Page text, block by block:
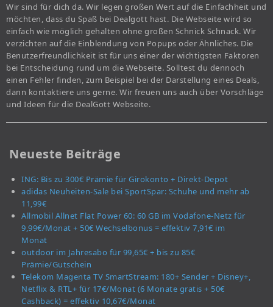
Wir sind für dich da. Wir legen großen Wert auf die Einfachheit und
möchten, dass du Spaß bei Dealgott hast. Die Webseite wird so
einfach wie möglich gehalten ohne großen Schnick Schnack. Wir
verzichten auf die Einblendung von Popups oder Ähnliches. Die
Benutzerfreundlichkeit ist für uns einer der wichtigsten Faktoren
bei Entscheidung rund um die Webseite. Solltest du dennoch
einen Fehler finden, zum Beispiel bei der Darstellung eines Deals,
dann kontaktiere uns gerne. Wir freuen uns auch über Vorschläge
und Ideen für die DealGott Webseite.
Neueste Beiträge
ING: Bis zu 300€ Prämie für Girokonto + Direkt-Depot
adidas Neuheiten-Sale bei SportSpar: Schuhe und mehr ab
11,99€
Allmobil Allnet Flat Power 60: 60 GB im Vodafone-Netz für
9,99€/Monat + 50€ Wechselbonus = effektiv 7,91€ im
Monat
outdoor im Jahresabo für 99,65€ + bis zu 85€
Prämie/Gutschein
Telekom Magenta TV SmartStream: 180+ Sender + Disney+,
Netflix & RTL+ für 17€/Monat (6 Monate gratis + 50€
Cashback) = effektiv 10,67€/Monat